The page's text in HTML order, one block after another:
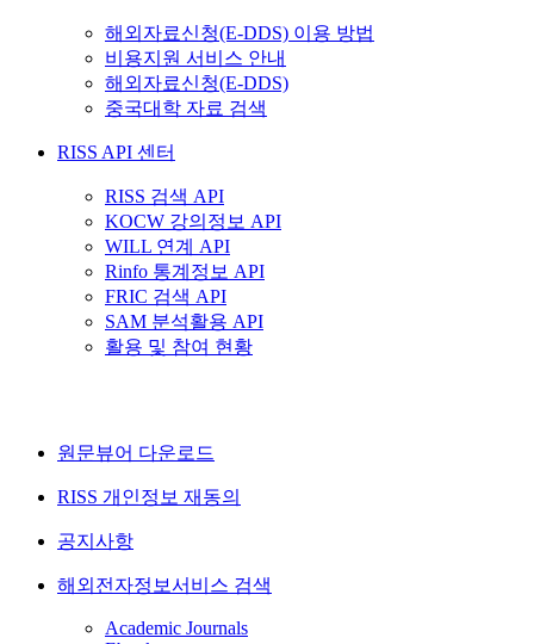
해외자료신청(E-DDS) 이용 방법
비용지원 서비스 안내
해외자료신청(E-DDS)
중국대학 자료 검색
RISS API 센터
RISS 검색 API
KOCW 강의정보 API
WILL 연계 API
Rinfo 통계정보 API
FRIC 검색 API
SAM 분석활용 API
활용 및 참여 현황
원문뷰어 다운로드
RISS 개인정보 재동의
공지사항
해외전자정보서비스 검색
Academic Journals